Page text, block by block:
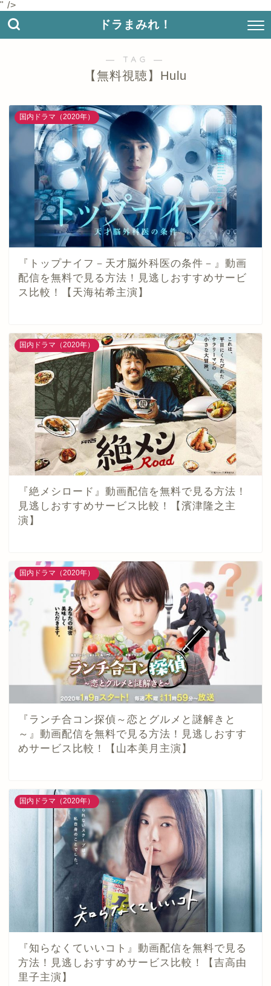
" />
ドラまみれ！
― TAG ―
【無料視聴】Hulu
国内ドラマ（2020年）
『トップナイフ－天才脳外科医の条件－』動画
配信を無料で見る方法！見逃しおすすめサービ
ス比較！【天海祐希主演】
国内ドラマ（2020年）
『絶メシロード』動画配信を無料で見る方法！
見逃しおすすめサービス比較！【濱津隆之主
演】
国内ドラマ（2020年）
『ランチ合コン探偵～恋とグルメと謎解きと
～』動画配信を無料で見る方法！見逃しおすす
めサービス比較！【山本美月主演】
国内ドラマ（2020年）
『知らなくていいコト』動画配信を無料で見る
方法！見逃しおすすめサービス比較！【吉高由
里子主演】